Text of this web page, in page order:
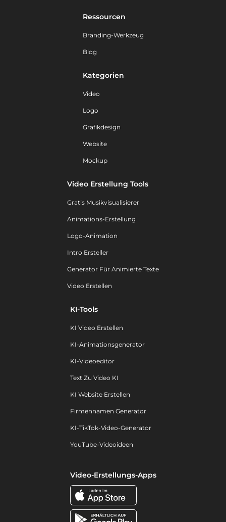
Ressourcen
Branding-Werkzeug
Blog
Kategorien
Video
Logo
Grafikdesign
Website
Mockup
Video Erstellung Tools
Gratis Musikvisualisierer
Animations-Erstellung
Logo-Animation
Intro Ersteller
Generator Für Animierte Texte
Video Erstellen
KI-Tools
KI Video Erstellen
KI-Animationsgenerator
KI-Videoeditor
Text Zu Video KI
KI Website Erstellen
Firmennamen Generator
KI-TikTok-Video-Generator
YouTube-Videoideen
Video-Erstellungs-Apps